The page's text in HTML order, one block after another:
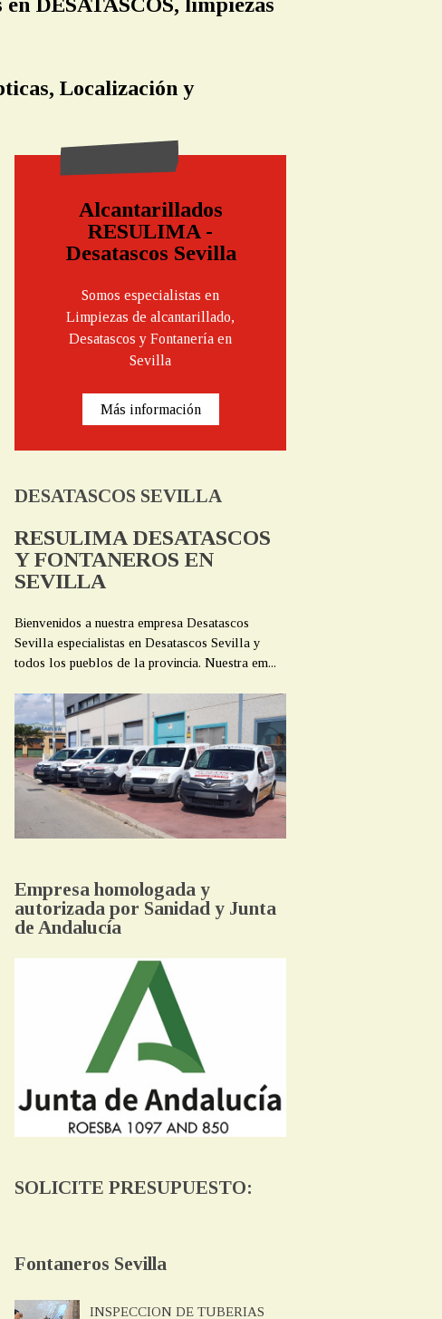
Localización y
Alcantarillados
RESULIMA -
Desatascos Sevilla
Somos especialistas en
Limpiezas de alcantarillado,
Desatascos y Fontanería en
Sevilla
Más información
DESATASCOS SEVILLA
RESULIMA DESATASCOS
Y FONTANEROS EN
SEVILLA
Bienvenidos a nuestra empresa Desatascos
Sevilla especialistas en Desatascos Sevilla y
todos los pueblos de la provincia. Nuestra em...
Empresa homologada y
autorizada por Sanidad y Junta
de Andalucía
SOLICITE PRESUPUESTO:
Fontaneros Sevilla
INSPECCION DE TUBERIAS